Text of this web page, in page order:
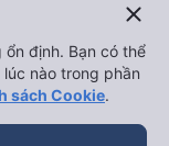
close
định. Bạn có thể
nào trong phần
sách Cookie.